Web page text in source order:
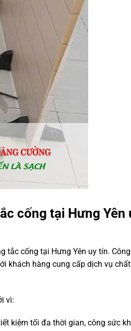
cống tại Hưng Yên
tắc cống tại Hưng Yên uy tín.
khách hàng cung cấp dịch vụ chất
vì:
kiệm tối đa thời gian, công sức